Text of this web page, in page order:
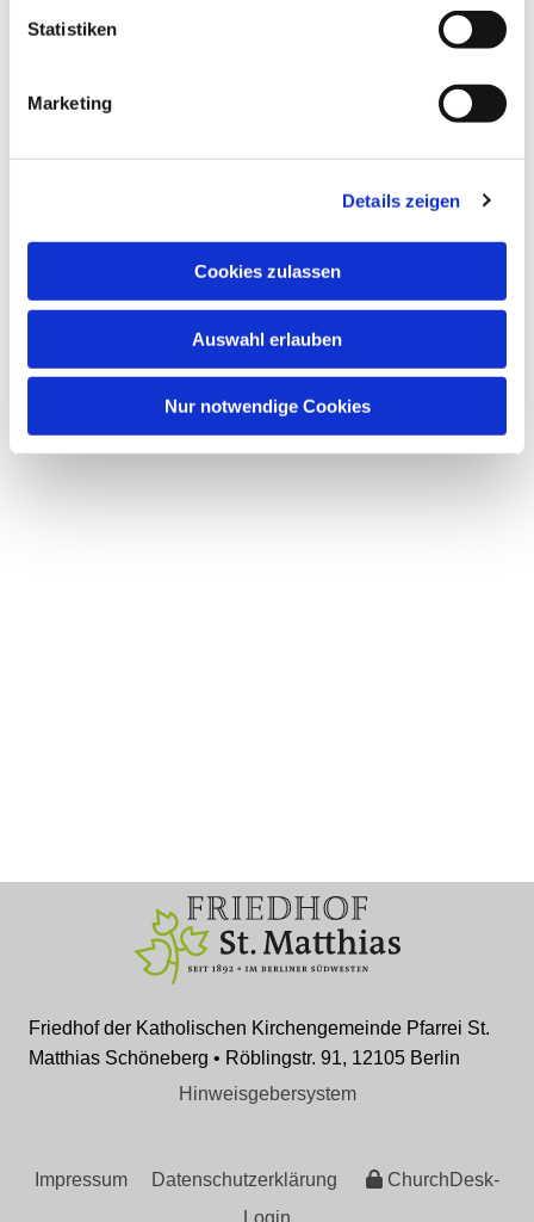
Statistiken
Marketing
Details zeigen
Cookies zulassen
Auswahl erlauben
Nur notwendige Cookies
Dies könnte Sie auch
Friedhof der Katholischen Kirchengemeinde Pfarrei St.
Matthias Schöneberg • Röblingstr. 91, 12105 Berlin
Hinweisgebersystem
Impressum Datenschutzerklärung
ChurchDesk-
Login